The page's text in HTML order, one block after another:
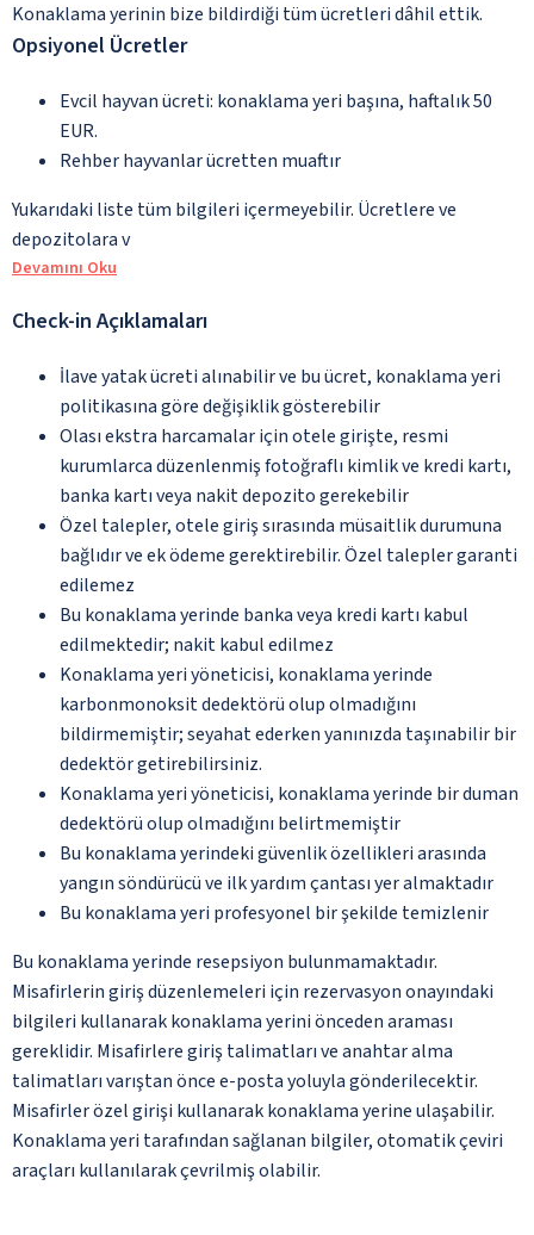
Konaklama yerinin bize bildirdiği tüm ücretleri dâhil ettik.
Opsiyonel Ücretler
Evcil hayvan ücreti: konaklama yeri başına, haftalık 50
EUR.
Rehber hayvanlar ücretten muaftır
Yukarıdaki liste tüm bilgileri içermeyebilir. Ücretlere ve
depozitolara v
Devamını Oku
Check-in Açıklamaları
İlave yatak ücreti alınabilir ve bu ücret, konaklama yeri
politikasına göre değişiklik gösterebilir
Olası ekstra harcamalar için otele girişte, resmi
kurumlarca düzenlenmiş fotoğraflı kimlik ve kredi kartı,
banka kartı veya nakit depozito gerekebilir
Özel talepler, otele giriş sırasında müsaitlik durumuna
bağlıdır ve ek ödeme gerektirebilir. Özel talepler garanti
edilemez
Bu konaklama yerinde banka veya kredi kartı kabul
edilmektedir; nakit kabul edilmez
Konaklama yeri yöneticisi, konaklama yerinde
karbonmonoksit dedektörü olup olmadığını
bildirmemiştir; seyahat ederken yanınızda taşınabilir bir
dedektör getirebilirsiniz.
Konaklama yeri yöneticisi, konaklama yerinde bir duman
dedektörü olup olmadığını belirtmemiştir
Bu konaklama yerindeki güvenlik özellikleri arasında
yangın söndürücü ve ilk yardım çantası yer almaktadır
Bu konaklama yeri profesyonel bir şekilde temizlenir
Bu konaklama yerinde resepsiyon bulunmamaktadır.
Misafirlerin giriş düzenlemeleri için rezervasyon onayındaki
bilgileri kullanarak konaklama yerini önceden araması
gereklidir. Misafirlere giriş talimatları ve anahtar alma
talimatları varıştan önce e-posta yoluyla gönderilecektir.
Misafirler özel girişi kullanarak konaklama yerine ulaşabilir.
Konaklama yeri tarafından sağlanan bilgiler, otomatik çeviri
araçları kullanılarak çevrilmiş olabilir.